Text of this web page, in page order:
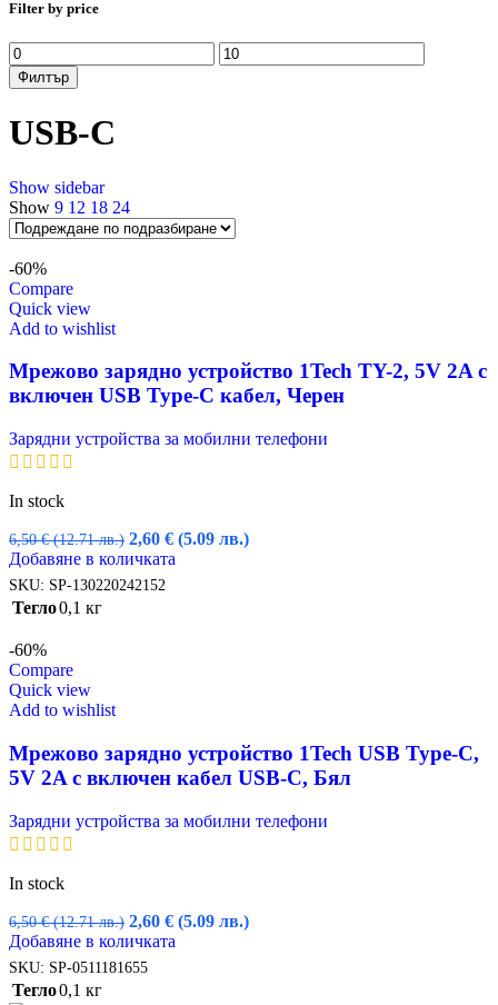
Filter by price
Минимална
цена
Максимална
цена
Филтър
USB-C
Show sidebar
Show 9 12 18 24
-60%
Compare
Quick view
Add to wishlist
Мрежово зарядно устройство 1Tech TY-2, 5V 2A с
включен USB Type-C кабел, Черен
Зарядни устройства за мобилни телефони
In stock
6,50€ (12.71 лв.) Original
price
was:
2,60 € (5.09 лв.)Текущата
Добавяне в количката
SKU: SP-130220242152
Тегло0,1 кг
-60%
Compare
Quick view
Add to wishlist
Мрежово зарядно устройство 1Tech USB Type-C,
5V 2A с включен кабел USB-C, Бял
Зарядни устройства за мобилни телефони
In stock
6,50€ (12.71 лв.) Original
price
was:
2,60 € (5.09 лв.)Текущата
Добавяне в количката
SKU: SP-0511181655
Тегло0,1 кг